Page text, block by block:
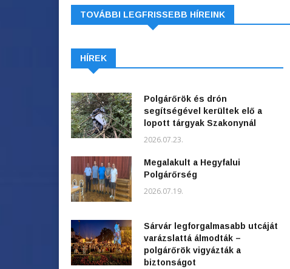
TOVÁBBI LEGFRISSEBB HÍREINK
HÍREK
Polgárőrök és drón
segítségével kerültek elő a
lopott tárgyak Szakonynál
2026.07.23.
Megalakult a Hegyfalui
Polgárőrség
2026.07.19.
Sárvár legforgalmasabb utcáját
varázslattá álmodták –
polgárőrök vigyázták a
biztonságot